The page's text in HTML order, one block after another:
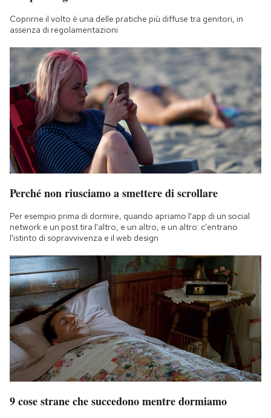
Coprirne il volto è una delle pratiche più diffuse tra genitori, in
assenza di regolamentazioni
Perché non riusciamo a smettere di scrollare
Per esempio prima di dormire, quando apriamo l'app di un social
network e un post tira l'altro, e un altro, e un altro: c'entrano
l'istinto di sopravvivenza e il web design
9 cose strane che succedono mentre dormiamo